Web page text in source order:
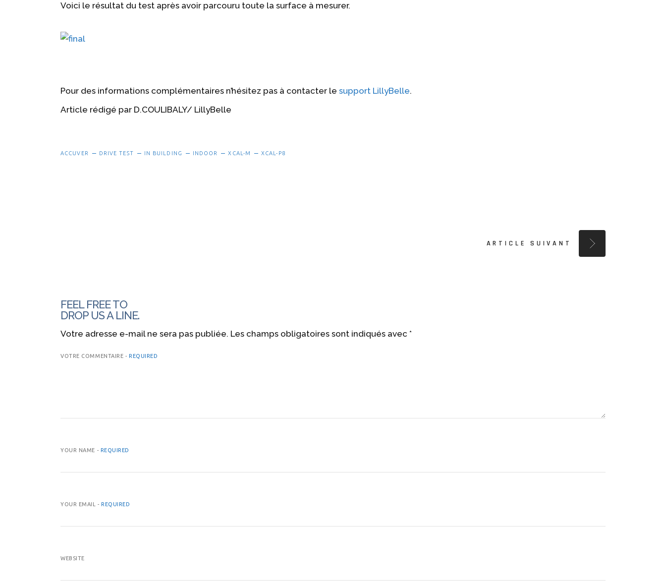
Voici le résultat du test après avoir parcouru toute la surface à mesurer.
Pour des informations complémentaires n’hésitez pas à contacter le support LillyBelle.
Article rédigé par D.COULIBALY/ LillyBelle
ACCUVER DRIVE TEST IN BUILDING INDOOR XCAL-M XCAL-P8
ARTICLE SUIVANT
FEEL FREE TO
DROP US A LINE.
Votre adresse e-mail ne sera pas publiée. Les champs obligatoires sont indiqués avec *
VOTRE COMMENTAIRE -REQUIRED
YOUR NAME - REQUIRED
YOUR EMAIL -REQUIRED
WEBSITE